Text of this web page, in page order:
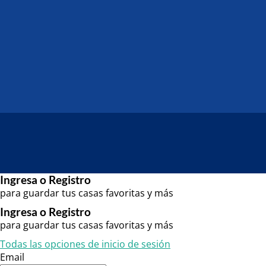
Ingresa o Registro
para guardar tus casas favoritas y más
Ingresa o Registro
para guardar tus casas favoritas y más
Todas las opciones de inicio de sesión
Email